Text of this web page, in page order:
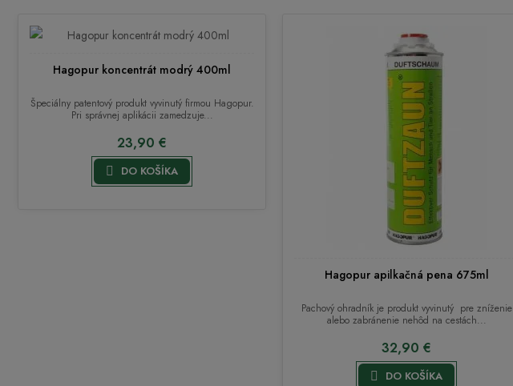
Hagopur koncentrát modrý 400ml
Špeciálny patentový produkt vyvinutý firmou Hagopur.
Pri správnej aplikácii zamedzuje...
23,90 €

DO KOŠÍKA
Hagopur apilkačná pena 675ml
Pachový ohradník je produkt vyvinutý pre zníženie
alebo zabránenie nehôd na cestách...
32,90 €

DO KOŠÍKA